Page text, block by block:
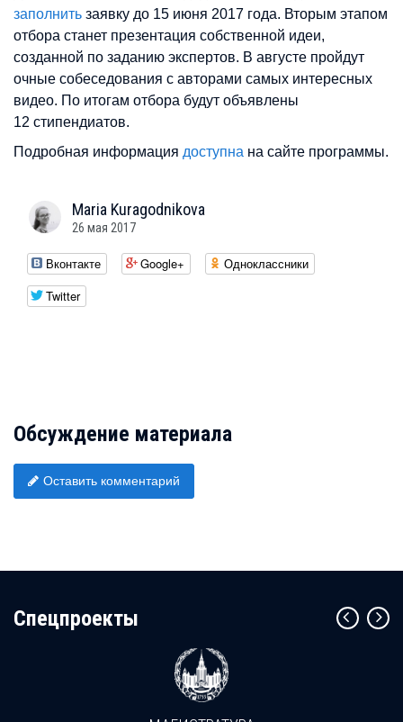
заполнить заявку до 15 июня 2017 года. Вторым этапом
отбора станет презентация собственной идеи,
созданной по заданию экспертов. В августе пройдут
очные собеседования с авторами самых интересных
видео. По итогам отбора будут объявлены
12 стипендиатов.
Подробная информация доступна на сайте программы.
Maria Kuragodnikova
26 мая 2017
Вконтакте Google+
Одноклассники
Twitter
Обсуждение материала
Оставить комментарий
Cпецпроекты